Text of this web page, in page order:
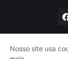
Nosso site usa